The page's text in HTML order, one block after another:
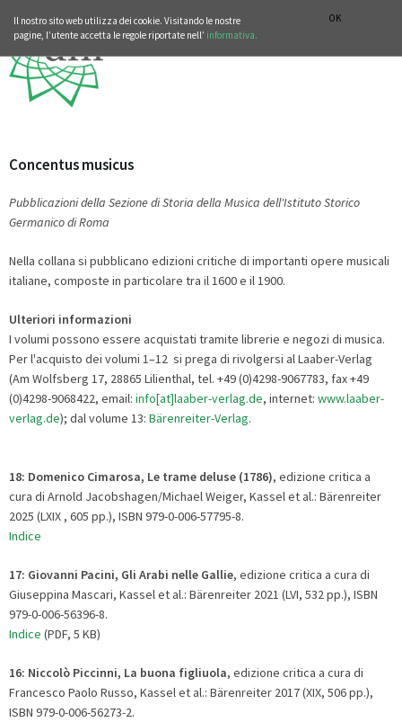
OK
Il nostro sito web utilizza dei cookie. Visitando le nostre
pagine, l’utente accetta le regole riportate nell’ informativa.
Concentus musicus
Pubblicazioni della Sezione di Storia della Musica dell'Istituto Storico
Germanico di Roma
Nella collana si pubblicano edizioni critiche di importanti opere musicali
italiane, composte in particolare tra il 1600 e il 1900.
Ulteriori informazioni
I volumi possono essere acquistati tramite librerie e negozi di musica.
Per l'acquisto dei volumi 1–12 si prega di rivolgersi al Laaber-Verlag
(Am Wolfsberg 17, 28865 Lilienthal, tel. +49 (0)4298-9067783, fax +49
(0)4298-9068422, email: info[at]laaber-verlag.de, internet: www.laaber-
verlag.de); dal volume 13: Bärenreiter-Verlag.
18: Domenico Cimarosa, Le trame deluse (1786), edizione critica a
cura di Arnold Jacobshagen/Michael Weiger, Kassel et al.: Bärenreiter
2025 (LXIX , 605 pp.), ISBN 979-0-006-57795-8.
Indice
17: Giovanni Pacini, Gli Arabi nelle Gallie, edizione critica a cura di
Giuseppina Mascari, Kassel et al.: Bärenreiter 2021 (LVI, 532 pp.), ISBN
979-0-006-56396-8.
Indice (PDF, 5 KB)
16: Niccolò Piccinni, La buona figliuola, edizione critica a cura di
Francesco Paolo Russo, Kassel et al.: Bärenreiter 2017 (XIX, 506 pp.),
ISBN 979-0-006-56273-2.